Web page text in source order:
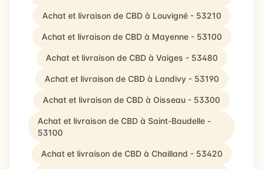
Achat et livraison de CBD à Louvigné - 53210
Achat et livraison de CBD à Mayenne - 53100
Achat et livraison de CBD à Vaiges - 53480
Achat et livraison de CBD à Landivy - 53190
Achat et livraison de CBD à Oisseau - 53300
Achat et livraison de CBD à Saint-Baudelle -
53100
Achat et livraison de CBD à Chailland - 53420